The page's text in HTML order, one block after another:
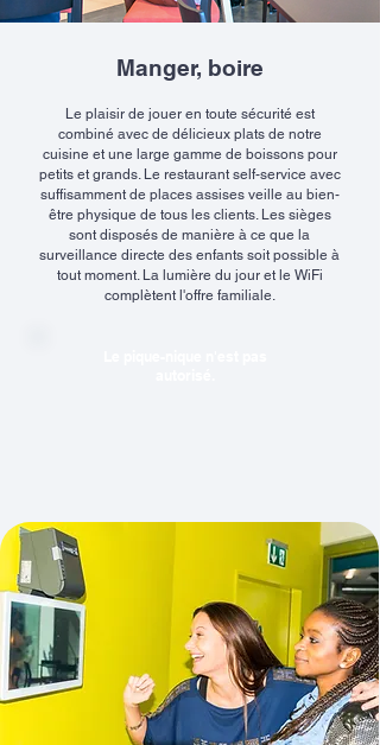
Manger, boire
Le plaisir de jouer en toute sécurité est
combiné avec de délicieux plats de notre
cuisine et une large gamme de boissons pour
petits et grands. Le restaurant self-service avec
suffisamment de places assises veille au bien-
être physique de tous les clients. Les sièges
sont disposés de manière à ce que la
surveillance directe des enfants soit possible à
tout moment. La lumière du jour et le WiFi
complètent l'offre familiale.